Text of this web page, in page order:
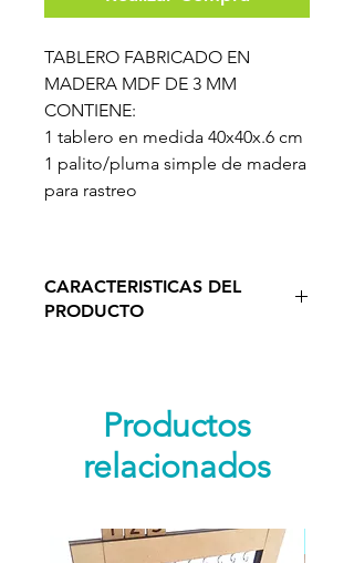
TABLERO FABRICADO EN
MADERA MDF DE 3 MM
CONTIENE:
1 tablero en medida 40x40x.6 cm
1 palito/pluma simple de madera
para rastreo
CARACTERISTICAS DEL
PRODUCTO
destrezas motrices de sus manos,
trazando todas y cada una de las
letras del alfabeto.
ejecución de la coordinación de
Productos
relacionados